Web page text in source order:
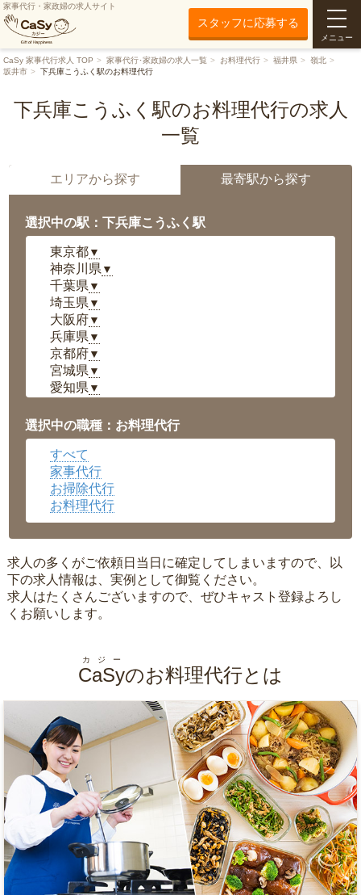
家事代行・家政婦の求人サイト
スタッフに応募する
メニュー
CaSy 家事代行求人 TOP 家事代行･家政婦の求人一覧 お料理代行 福井県
嶺北
坂井市
下兵庫こうふく駅のお料理代行
下兵庫こうふく駅のお料理代行の求人
一覧
エリアから探す 最寄駅から探す
選択中の駅：下兵庫こうふく駅
東京都▼
神奈川県 ▼
千葉県 ▼
埼玉県 ▼
大阪府▼
兵庫県 ▼
京都府▼
宮城県 ▼
愛知県 ▼
岡山県▼
広島県▼
沖縄県
選択中の職種：お料理代行
すべて
家事代行
お掃除代行
お料理代行
求人の多くがご依頼日当日に確定してしまいますので、以
下の求人情報は、実例として御覧ください。
求人はたくさんございますので、ぜひキャスト登録よろし
くお願いします。
CaSy
カジー
のお料理代行とは